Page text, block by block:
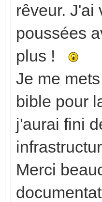
rêveur. J'ai
poussées
plus !
Je me
bible pour
j'aurai fini
Merci